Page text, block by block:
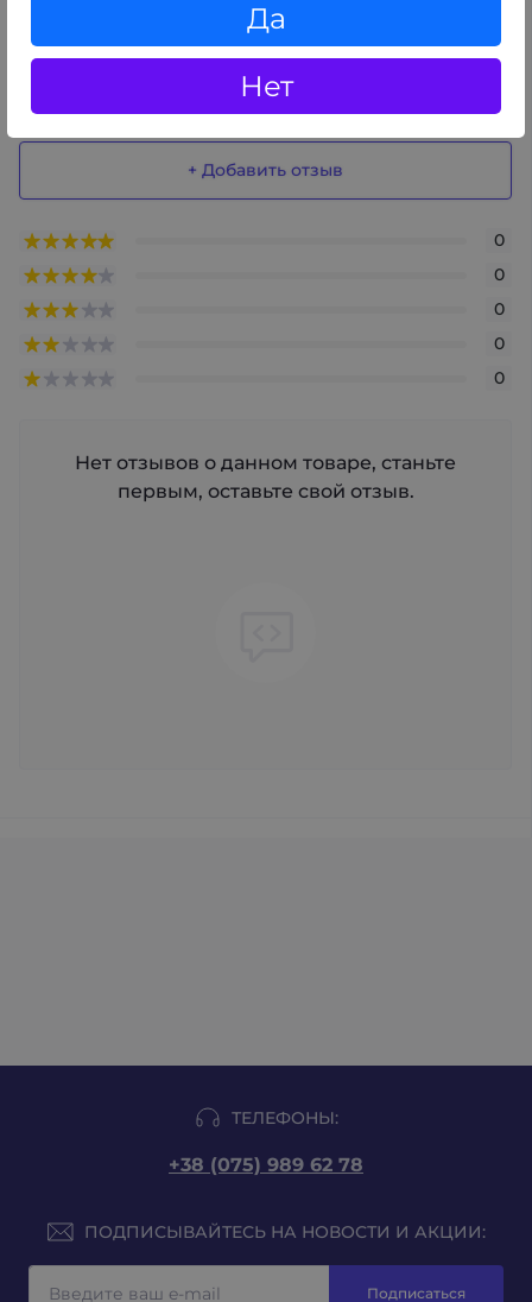
Да
Нет
0/ 5
+ Добавить отзыв
0
0
0
0
0
Нет отзывов о данном товаре, станьте
первым, оставьте свой отзыв.
ТЕЛЕФОНЫ:
+38 (075) 989 62 78
ПОДПИСЫВАЙТЕСЬ НА НОВОСТИ И АКЦИИ:
Подписаться